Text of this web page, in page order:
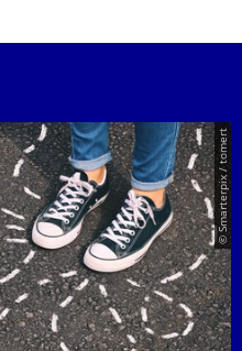
© Smarterpix / tomert